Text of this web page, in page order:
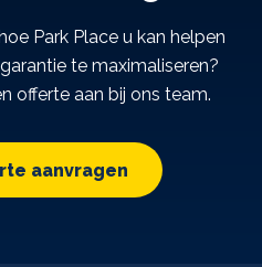
Park Place u kan helpen
te maximaliseren?
offerte aan bij ons team.
aanvragen